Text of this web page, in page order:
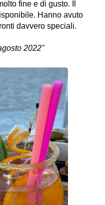
fine e di gusto. Il
Hanno avuto
davvero speciali.
2022"